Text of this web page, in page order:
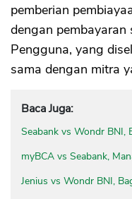
pemberian
dengan
Pengguna, yang
sama dengan mitra
Baca Juga:
Seabank vs Wondr BNI,
myBCA vs Seabank,
Jenius vs Wondr BNI,